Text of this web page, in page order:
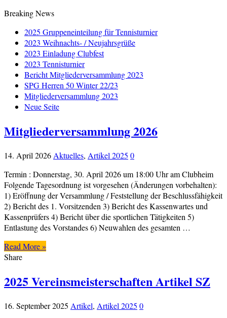
Breaking News
2025 Gruppeneinteilung für Tennisturnier
2023 Weihnachts- / Neujahrsgrüße
2023 Einladung Clubfest
2023 Tennisturnier
Bericht Mitgliederversammlung 2023
SPG Herren 50 Winter 22/23
Mitgliederversammlung 2023
Neue Seite
Mitgliederversammlung 2026
14. April 2026 Aktuelles, Artikel 2025 0
Termin : Donnerstag, 30. April 2026 um 18:00 Uhr am Clubheim
Folgende Tagesordnung ist vorgesehen (Änderungen vorbehalten):
1) Eröffnung der Versammlung / Feststellung der Beschlussfähigkeit
2) Bericht des 1. Vorsitzenden 3) Bericht des Kassenwartes und
Kassenprüfers 4) Bericht über die sportlichen Tätigkeiten 5)
Entlastung des Vorstandes 6) Neuwahlen des gesamten …
Read More »
Share
2025 Vereinsmeisterschaften Artikel SZ
16. September 2025 Artikel, Artikel 2025 0